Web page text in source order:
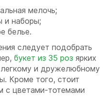
мелочь;
и наборы;
белье.
следует подобрать
букет из 35 роз ярких
и дружелюбному
Кроме того, стоит
с цветами-тотемами